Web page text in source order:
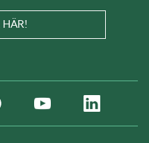
HÄR!